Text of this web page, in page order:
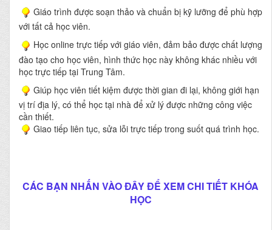
Giáo trình được soạn thảo và chuẩn bị kỹ lưỡng để phù hợp
với tất cả học viên.
Học online trực tiếp với giáo viên, đảm bảo được chất lượng
đào tạo cho học viên, hình thức học này không khác nhiều với
học trực tiếp tại Trung Tâm.
Giúp học viên tiết kiệm được thời gian đi lại, không giới hạn
vị trí địa lý, có thể học tại nhà để xử lý được những công việc
cần thiết.
Giao tiếp liên tục, sửa lỗi trực tiếp trong suốt quá trình học.
CÁC BẠN NHẤN VÀO ĐÂY ĐỂ XEM CHI TIẾT KHÓA
HỌC